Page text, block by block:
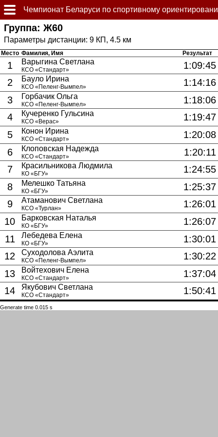
Чемпионат Беларуси по спортивному
Группа: Ж60
9 КП, 4.5 км
Фамилия, Имя Результат
Место
Варыгина Светлана
КСО «Стандарт» 1:09:45
1
Бауло Ирина
КСО «Пеленг-Вымпел» 1:14:16
2
Горбачик Ольга
КСО «Пеленг-Вымпел» 1:18:06
3
Кучеренко Гульсина
КСО «Верас» 1:19:47
4
Конон Ирина
КСО «Стандарт» 1:20:08
5
Клоповская Надежда
КСО «Стандарт» 1:20:11
6
Красильникова Людмила
КО «БГУ» 1:24:55
7
Мелешко Татьяна
КО «БГУ» 1:25:37
8
Атаманович Светлана
КСО «Турлан» 1:26:01
9
Барковская Наталья
КО «БГУ» 1:26:07
10
Лебедева Елена
КО «БГУ» 1:30:01
11
Суходолова Аэлита
КСО «Пеленг-Вымпел» 1:30:22
12
Войтехович Елена
КСО «Стандарт» 1:37:04
13
Якубович Светлана
КСО «Стандарт» 1:50:41
14
Generate time 0.015 s